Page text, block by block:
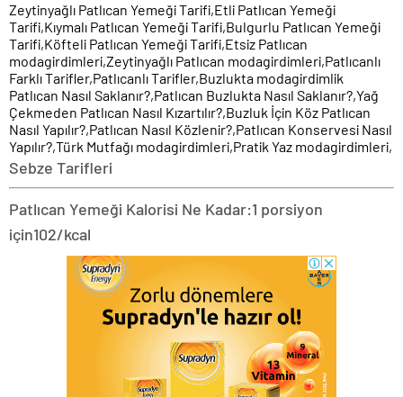
Zeytinyağlı Patlıcan Yemeği Tarifi,Etli Patlıcan Yemeği
Tarifi,Kıymalı Patlıcan Yemeği Tarifi,Bulgurlu Patlıcan Yemeği
Tarifi,Köfteli Patlıcan Yemeği Tarifi,Etsiz Patlıcan
modagirdimleri,Zeytinyağlı Patlıcan modagirdimleri,Patlıcanlı
Farklı Tarifler,Patlıcanlı Tarifler,Buzlukta modagirdimlik
Patlıcan Nasıl Saklanır?,Patlıcan Buzlukta Nasıl Saklanır?,Yağ
Çekmeden Patlıcan Nasıl Kızartılır?,Buzluk İçin Köz Patlıcan
Nasıl Yapılır?,Patlıcan Nasıl Közlenir?,Patlıcan Konservesi Nasıl
Yapılır?,Türk Mutfağı modagirdimleri,Pratik Yaz modagirdimleri,
Sebze Tarifleri
Patlıcan Yemeği Kalorisi Ne Kadar:1 porsiyon
için102/kcal